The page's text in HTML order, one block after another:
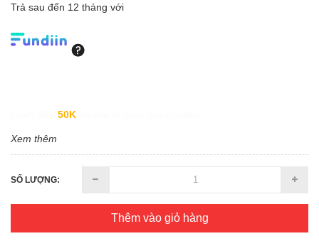
Trả sau đến 12 tháng với
50K
Xem thêm
SỐ LƯỢNG:
Thêm vào giỏ hàng